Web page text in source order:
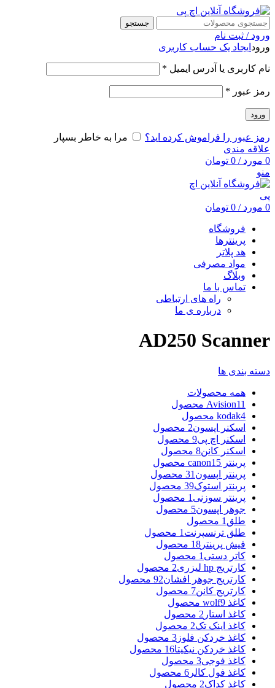
جستجو
ورود / ثبت نام
ورود ایجاد یک حساب کاربری
نام کاربری یا آدرس ایمیل *
رمز عبور *
ورود
رمز عبور را فراموش کرده اید؟
مرا به خاطر بسپار
علاقه مندی
0 مورد /
0 تومان
منو
0 مورد /
0 تومان
فروشگاه
پرینترها
هد پلاتر
مواد مصرفی
وبلاگ
تماس با ما
راه های ارتباطی
درباره ی ما
AD250 Scanner
دسته بندی ها
همه محصولات
Avision11 محصول
kodak4 محصول
اسکنر اپسون2 محصول
اسکنر اچ پی9 محصول
اسکنر کانن8 محصول
پرینتر canon 15 محصول
پرینتر اپسون 31 محصول
پرینتر استوک39 محصول
پرینتر سوزنی 1 محصول
جوهر اپسون5 محصول
طلق 1 محصول
طلق ترنسپرنت 1 محصول
فیش پرینتر 18 محصول
کاتر دستی 1 محصول
کارتریج hp لیزری
2 محصول
کارتریج جوهر افشان92 محصول
کارتریج کانن7 محصول
کاغذ wolf 9 محصول
کاغذ استار 2 محصول
کاغذ اینک تک2 محصول
کاغذ خردکن فلوز 3 محصول
کاغذ خردکن نیکیتا16 محصول
کاغذ فوجی3 محصول
کاغذ فول کالر 6 محصول
کاغذ کداک2 محصول